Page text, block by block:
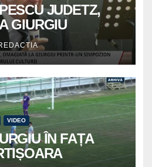
JUDETZ,
GIURGIU
VIDEO
ÎN FAȚA